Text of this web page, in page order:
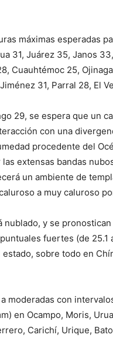
máximas esperadas
31, Juárez 35, Janos
Cuauhtémoc 25,
31, Parral 28, El
29, se espera que un
con una
procedente del
extensas bandas
un ambiente de
a muy caluroso
nublado, y se
fuertes (de 25.1
sobre todo en
moderadas con
en Ocampo, Moris,
Carichí, Urique,